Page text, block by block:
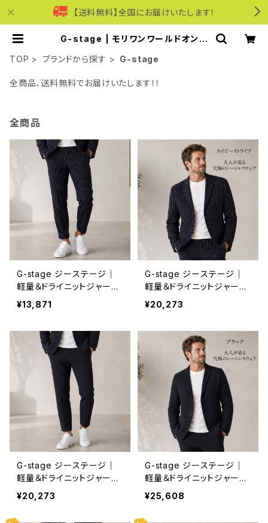
【送料無料】全国にお届けいたします！
G-stage | モリワンワールドオンラ
TOP
ブランドから探す G-stage
全商品、送料無料でお届けいたします！！
全商品
G-stage ジーステージ｜
軽量＆ドライニットジャージ
パンツ｜洗濯可能 オンオフ
150505 メンズ ネイビー
¥13,871
G-stage ジーステージ｜
軽量＆ドライニットジャージ
ジャケット｜洗濯可能 オン
オフ 150205 メンズ ネイビ
¥20,273
G-stage ジーステージ｜
軽量＆ドライニットジャージ
パンツ｜洗濯可能 オンオフ
150523 メンズ ブラック
¥20,273
G-stage ジーステージ｜
軽量＆ドライニットジャージ
ジャケット｜洗濯可能 オン
オフ 150215 メンズ ブラッ
¥25,608